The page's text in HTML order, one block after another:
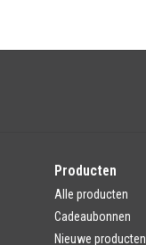
Producten
Alle producten
Cadeaubonnen
Nieuwe producten